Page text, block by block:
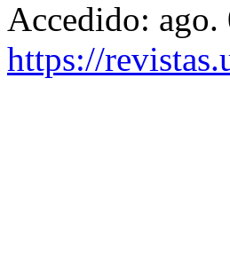
Accedido:
https://